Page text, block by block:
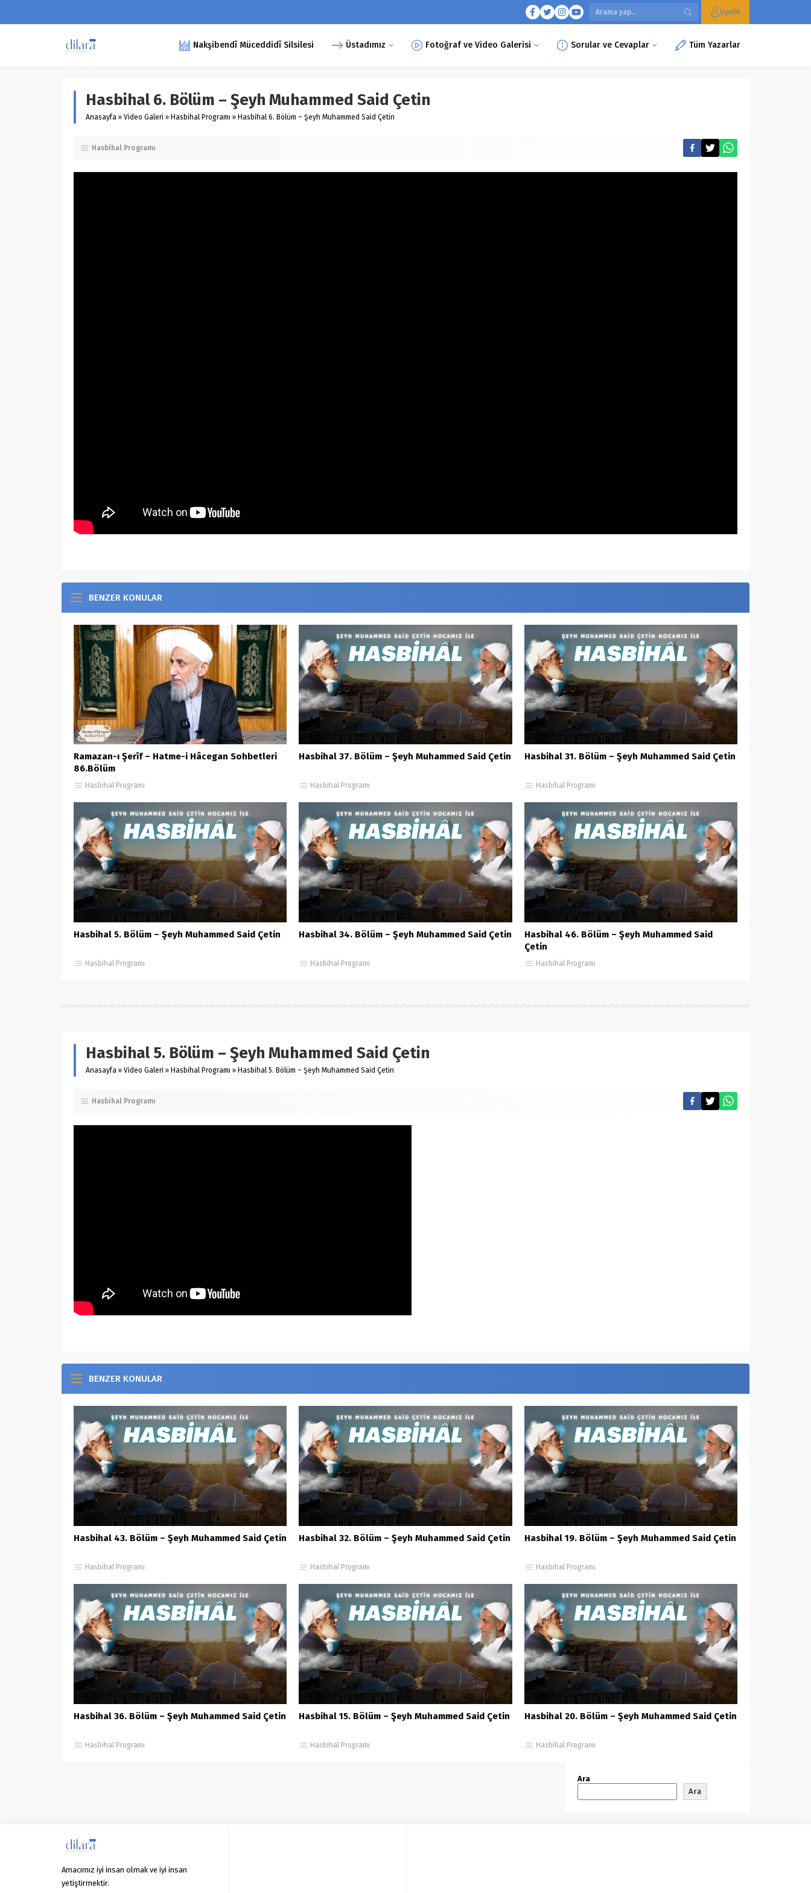
Üyelik
Nakşibendî Müceddidî Silsilesi Üstadımız Fotoğraf ve Video Galerisi Sorular ve Cevaplar Tüm Yazarlar
Hasbihal 6. Bölüm – Şeyh Muhammed Said Çetin
Anasayfa » Video Galeri » Hasbihal Programı » Hasbihal 6. Bölüm – Şeyh Muhammed Said Çetin
Hasbihal Programı
BENZER KONULAR
Ramazan-ı Şerîf – Hatme-i Hâcegan Sohbetleri
86.Bölüm
Hasbihal Programı
Hasbihal 37. Bölüm – Şeyh Muhammed Said Çetin
Hasbihal Programı
Hasbihal 31. Bölüm – Şeyh Muhammed Said Çetin
Hasbihal Programı
Hasbihal 5. Bölüm – Şeyh Muhammed Said Çetin
Hasbihal Programı
Hasbihal 34. Bölüm – Şeyh Muhammed Said Çetin
Hasbihal Programı
Hasbihal 46. Bölüm – Şeyh Muhammed Said
Çetin
Hasbihal Programı
Hasbihal 5. Bölüm – Şeyh Muhammed Said Çetin
Anasayfa » Video Galeri » Hasbihal Programı » Hasbihal 5. Bölüm – Şeyh Muhammed Said Çetin
Hasbihal Programı
BENZER KONULAR
Hasbihal 43. Bölüm – Şeyh Muhammed Said Çetin
Hasbihal Programı
Hasbihal 32. Bölüm – Şeyh Muhammed Said Çetin
Hasbihal Programı
Hasbihal 19. Bölüm – Şeyh Muhammed Said Çetin
Hasbihal Programı
Hasbihal 36. Bölüm – Şeyh Muhammed Said Çetin
Hasbihal Programı
Hasbihal 15. Bölüm – Şeyh Muhammed Said Çetin
Hasbihal Programı
Hasbihal 20. Bölüm – Şeyh Muhammed Said Çetin
Hasbihal Programı
Ara
Ara
Amacımız iyi insan olmak ve iyi insan
yetiştirmektir.